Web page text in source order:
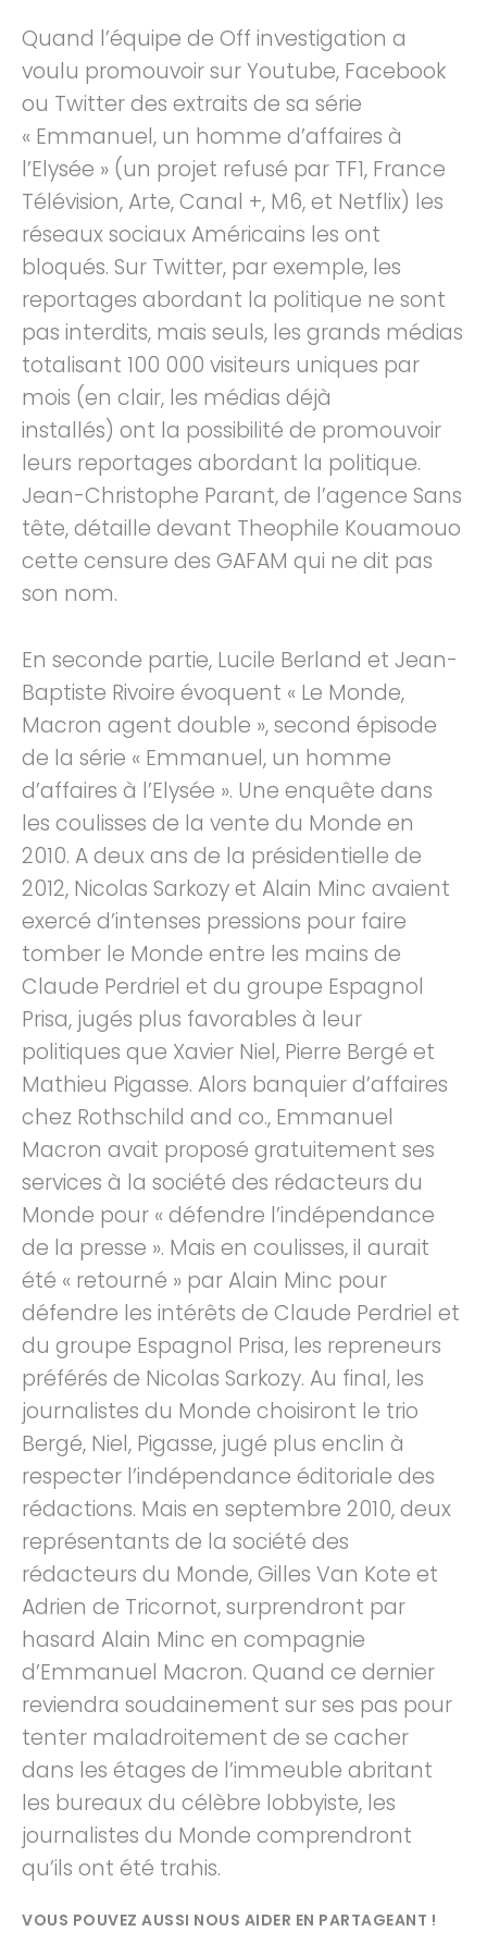
Quand l’équipe de Off investigation a
voulu promouvoir sur Youtube, Facebook
ou Twitter des extraits de sa série
« Emmanuel, un homme d’affaires à
l’Elysée » (un projet refusé par TF1, France
Télévision, Arte, Canal +, M6, et Netflix) les
réseaux sociaux Américains les ont
bloqués. Sur Twitter, par exemple, les
reportages abordant la politique ne sont
pas interdits, mais seuls, les grands médias
totalisant 100 000 visiteurs uniques par
mois (en clair, les médias déjà
installés) ont la possibilité de promouvoir
leurs reportages abordant la politique.
Jean-Christophe Parant, de l’agence Sans
tête, détaille devant Theophile Kouamouo
cette censure des GAFAM qui ne dit pas
son nom.
En seconde partie, Lucile Berland et Jean-
Baptiste Rivoire évoquent « Le Monde,
Macron agent double », second épisode
de la série « Emmanuel, un homme
d’affaires à l’Elysée ». Une enquête dans
les coulisses de la vente du Monde en
2010. A deux ans de la présidentielle de
2012, Nicolas Sarkozy et Alain Minc avaient
exercé d’intenses pressions pour faire
tomber le Monde entre les mains de
Claude Perdriel et du groupe Espagnol
Prisa, jugés plus favorables à leur
politiques que Xavier Niel, Pierre Bergé et
Mathieu Pigasse. Alors banquier d’affaires
chez Rothschild and co., Emmanuel
Macron avait proposé gratuitement ses
services à la société des rédacteurs du
Monde pour « défendre l’indépendance
de la presse ». Mais en coulisses, il aurait
été « retourné » par Alain Minc pour
défendre les intérêts de Claude Perdriel et
du groupe Espagnol Prisa, les repreneurs
préférés de Nicolas Sarkozy. Au final, les
journalistes du Monde choisiront le trio
Bergé, Niel, Pigasse, jugé plus enclin à
respecter l’indépendance éditoriale des
rédactions. Mais en septembre 2010, deux
représentants de la société des
rédacteurs du Monde, Gilles Van Kote et
Adrien de Tricornot, surprendront par
hasard Alain Minc en compagnie
d’Emmanuel Macron. Quand ce dernier
reviendra soudainement sur ses pas pour
tenter maladroitement de se cacher
dans les étages de l’immeuble abritant
les bureaux du célèbre lobbyiste, les
journalistes du Monde comprendront
qu’ils ont été trahis.